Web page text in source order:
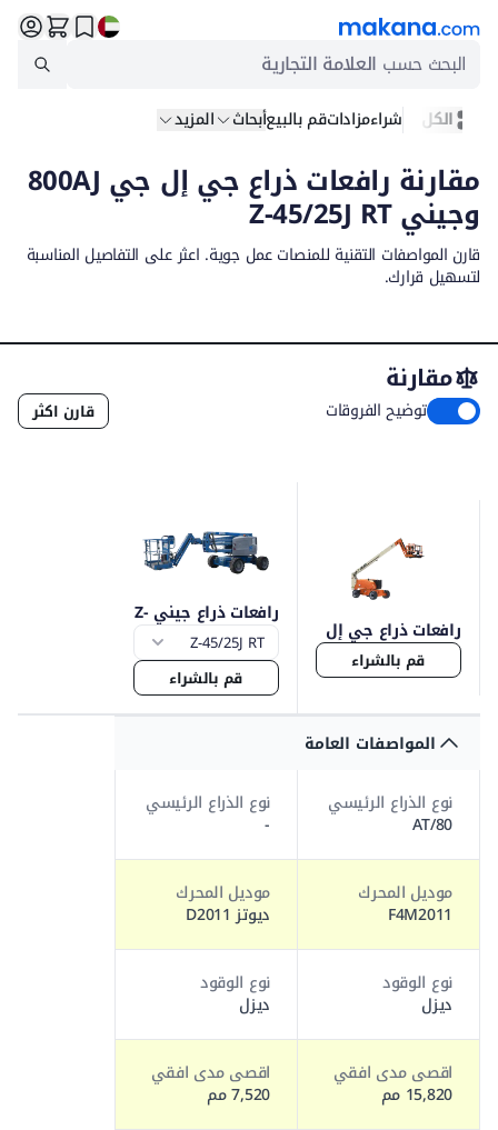
البحث حسب العلامة التجارية
الكل شراءمزاداتقم بالبيعأبحاث المزيد
مقارنة رافعات ذراع جي إل جي 800AJ
وجيني Z-45/25J RT
قارن المواصفات التقنية للمنصات عمل جوية. اعثر على التفاصيل المناسبة
لتسهيل قرارك.
مقارنة
توضيح الفروقات قارن اكثر
رافعات ذراع جي إل
جي 800 قم بالشراء
رافعات ذراع جيني Z-
45
قم بالشراء
المواصفات العامة
نوع الذراع الرئيسي
AT/80
نوع الذراع الرئيسي
-
موديل المحرك
F4M2011
موديل المحرك
ديوتز D2011
نوع الوقود
ديزل
نوع الوقود
ديزل
اقصى مدى افقي
15,820 مم
اقصى مدى افقي
7,520 مم